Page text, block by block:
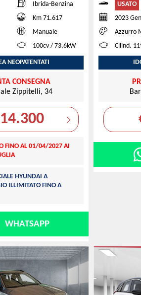
Ibrida-Benzina
Km 71.617
Manuale
100cv / 73,6kW
NEOPATENTATI
CONSEGNA
Zippitelli, 34
FINO AL 01/04/2027 AI
HYUNDAI A
ILLIMITATO FINO A
WHATSAPP
USATO
2023
Azzurro
Cilind.